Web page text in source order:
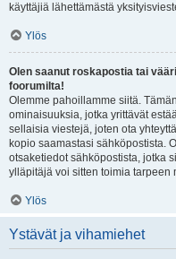
käyttäjiä lähettämästä
Ylös
Olen saanut roskapostia tai
foorumilta!
Olemme pahoillamme siitä.
ominaisuuksia, jotka yrittävät
sellaisia viestejä, joten ota
kopio saamastasi sähköpostista.
otsaketiedot sähköpostista, jotka
ylläpitäjä voi sitten toimia tarpeen
Ylös
Ystävät ja vihamiehet